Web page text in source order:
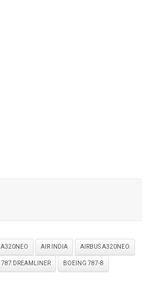
A320NEO AIR INDIA AIRBUS A320NEO
787 DREAMLINER BOEING 787-8